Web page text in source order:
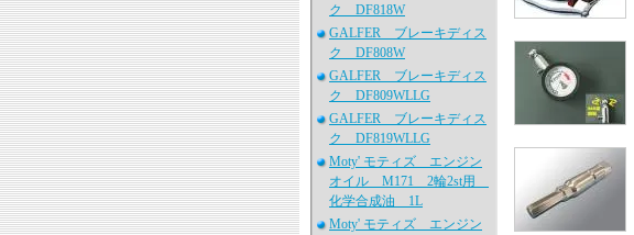
ク DF818W
GALFER ブレーキディス
ク DF808W
GALFER ブレーキディス
ク DF809WLLG
GALFER ブレーキディス
ク DF819WLLG
Moty' モティズ エンジン
オイル M171 2輪2st用
化学合成油 1L
Moty' モティズ エンジン